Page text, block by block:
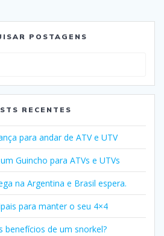
POSTAGENS
RECENTES
para andar de ATV e UTV
Guincho para ATVs e UTVs
na Argentina e Brasil espera.
para manter o seu 4×4
benefícios de um snorkel?